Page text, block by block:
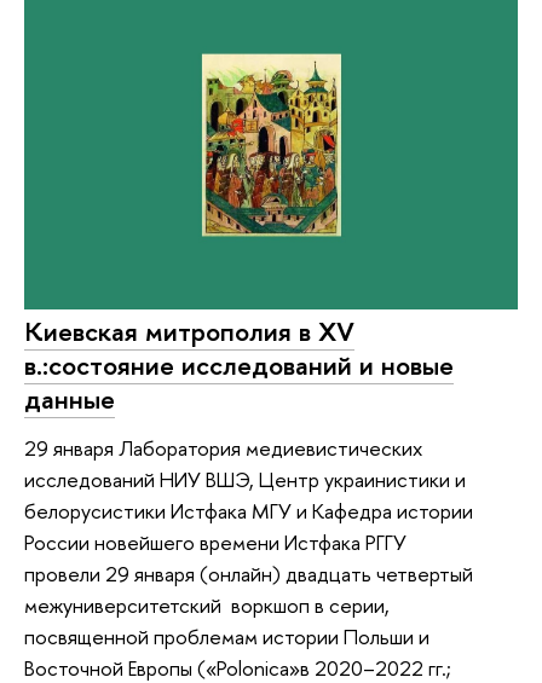
Киевская митрополия в XV
в.:состояние исследований и новые
данные
29 января Лаборатория медиевистических
исследований НИУ ВШЭ, Центр украинистики и
белорусистики Истфака МГУ и Кафедра истории
России новейшего времени Истфака РГГУ
провели 29 января (онлайн) двадцать четвертый
межуниверситетский воркшоп в серии,
посвященной проблемам истории Польши и
Восточной Европы («Polonica»в 2020–2022 гг.;